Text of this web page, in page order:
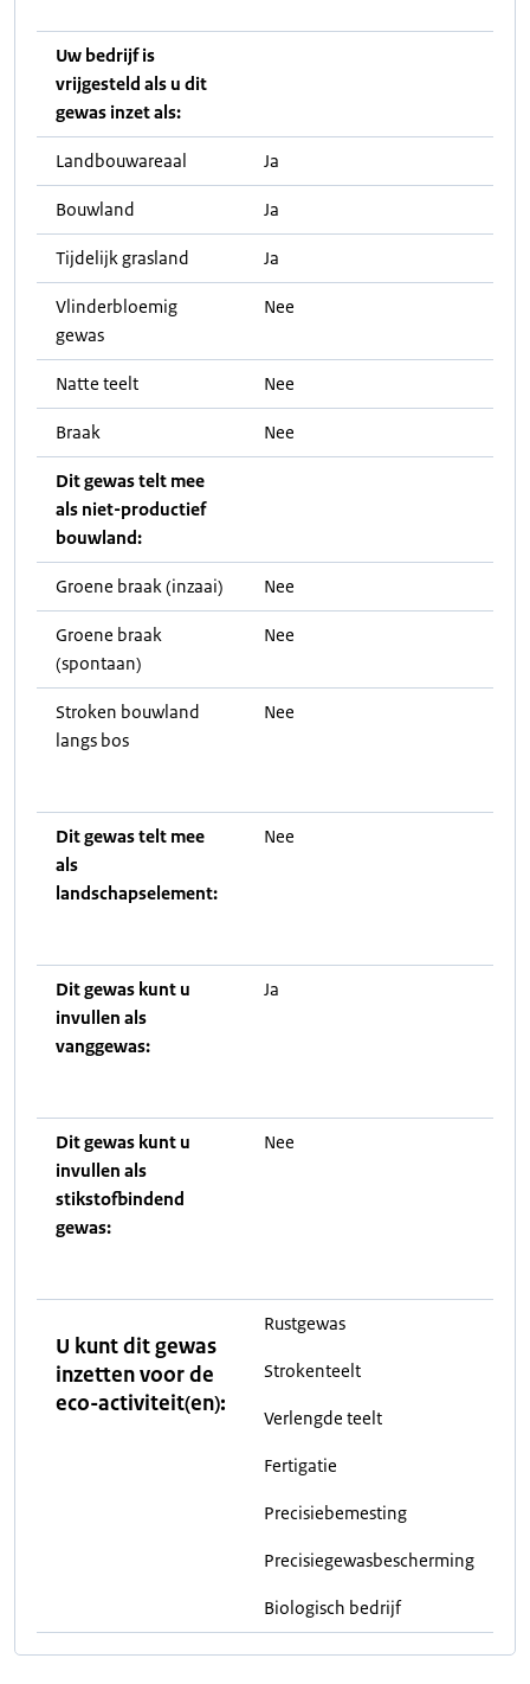
Uw bedrijf is
vrijgesteld als u dit
gewas inzet als:
Landbouwareaal Ja
Bouwland Ja
Tijdelijk grasland Ja
Vlinderbloemig
gewas
Nee
Natte teelt Nee
Braak Nee
Dit gewas telt mee
als niet-productief
bouwland:
Groene braak (inzaai) Nee
Groene braak
(spontaan)
Nee
Stroken bouwland
langs bos
Nee
Dit gewas telt mee
als
landschapselement:
Nee
Dit gewas kunt u
invullen als
vanggewas:
Ja
Dit gewas kunt u
invullen als
stikstofbindend
gewas:
Nee
U kunt dit gewas
inzetten voor de
eco-activiteit(en):
Rustgewas
Strokenteelt
Verlengde teelt
Fertigatie
Precisiebemesting
Precisiegewasbescherming
Biologisch bedrijf